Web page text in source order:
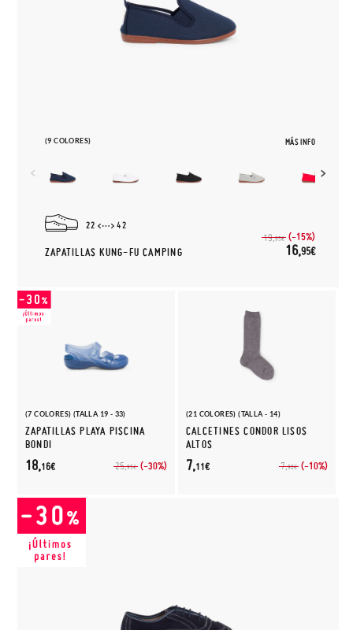
(9 COLORES) MÁS INFO
22 42
ZAPATILLAS KUNG-FU CAMPING
19,95€ (-15%)
16,95€
(7 COLORES) (TALLA 19 - 33)
ZAPATILLAS PLAYA PISCINA
BONDI
25,95€ (-30%)
18,16€
(21 COLORES) (TALLA - 14)
CALCETINES CONDOR LISOS
ALTOS
7,90€ (-10%)
7,11€